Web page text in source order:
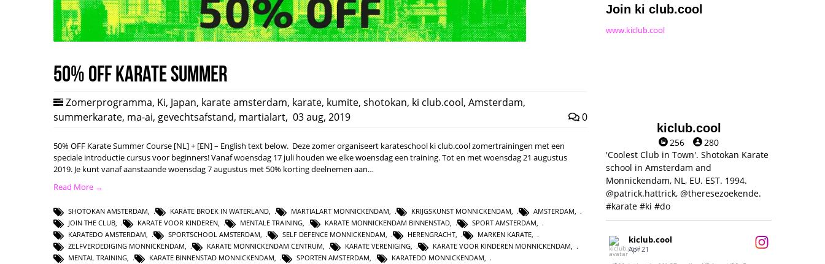
50% OFF Karate Summer
Zomerprogramma, Ki, Japan, karate amsterdam, karate, kumite, shotokan, ki club.cool, Amsterdam,
summerkarate, ma-ai, gevechtsafstand, martialart, 03 aug, 2019 0
50% OFF Karate Summer Course [NL] + [EN] – English text below. Deze zomer organiseert karateschool ki club.cool zomertrainingen met een
speciale introductie cursus voor beginners! Vanaf woensdag 17 juli houden we elke woensdag een training. Tot en met woensdag 21 augustus
2019. Je kunt vanaf aanstaande woensdag 7 augustus met 50% korting deelnemen aan…
Read More →
SHOTOKAN AMSTERDAM, KARATE BROEK IN WATERLAND, MARTIALART MONNICKENDAM, KRIJGSKUNST MONNICKENDAM, AMSTERDAM,
JOIN THE CLUB, KARATE VOOR KINDEREN, MENTALE TRAINING, KARATE MONNICKENDAM BINNENSTAD, SPORT AMSTERDAM,
KARATEDO AMSTERDAM, SPORTSCHOOL AMSTERDAM, SELF DEFENCE MONNICKENDAM, HERENGRACHT, MARKEN KARATE,
ZELFVERDEDIGING MONNICKENDAM, KARATE MONNICKENDAM CENTRUM, KARATE VERENIGING, KARATE VOOR KINDEREN MONNICKENDAM,
MENTAL TRAINING, KARATE BINNENSTAD MONNICKENDAM, SPORTEN AMSTERDAM, KARATEDO MONNICKENDAM,
Join ki club.cool
www.kiclub.cool
kiclub.cool
256
280
'Coolest Club in Town'. Shotokan Karate
school in Amsterdam and
Monnickendam, NL, EU. EST. 1994.
@patrick.hattrick, @theresezoekende.
#karate #ki #do
kiclub.cool
Apr 21